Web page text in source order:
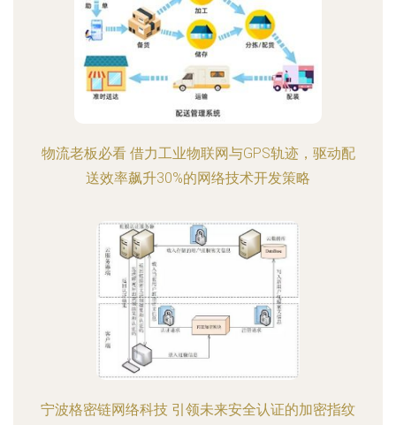
物流老板必看 借力工业物联网与GPS轨迹，驱动配
送效率飙升30%的网络技术开发策略
宁波格密链网络科技 引领未来安全认证的加密指纹